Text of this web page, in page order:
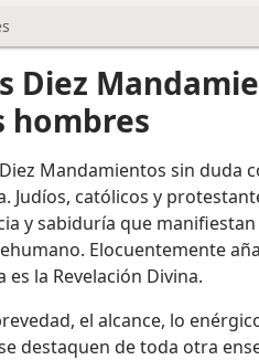
Diez
hombres
Diez Mandamientos sin duda
Judíos, católicos y
y sabiduría que
Elocuentemente
es la Revelación Divina.
el alcance, lo
destaquen de toda otra